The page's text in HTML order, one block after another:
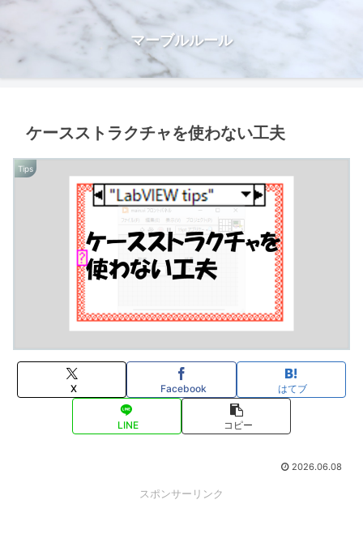
マーブルルール
ケースストラクチャを使わない工夫
Tips
X Facebook はてブ
LINE コピー
2026.06.08
スポンサーリンク